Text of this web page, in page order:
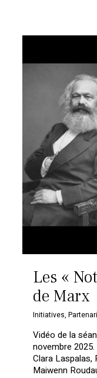
Les «
de Marx
Initiatives,
Vidéo de la
novembre
Clara Laspalas,
Maiwenn